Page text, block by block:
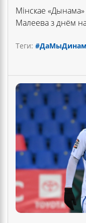
Мінскае
Малеева з днём
Теги: